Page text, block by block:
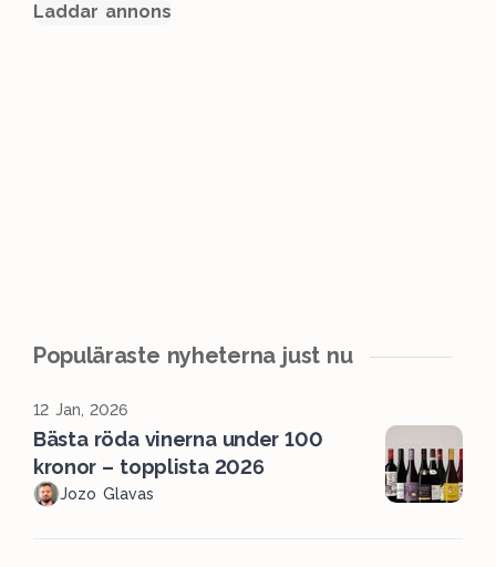
Laddar annons
Populäraste nyheterna just nu
12 Jan, 2026
Bästa röda vinerna under 100
kronor – topplista 2026
Jozo Glavas